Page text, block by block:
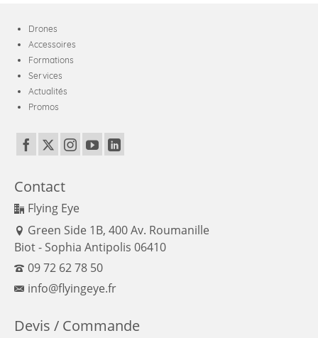
Drones
Accessoires
Formations
Services
Actualités
Promos
Contact
Flying Eye
Green Side 1B, 400 Av. Roumanille
Biot - Sophia Antipolis 06410
09 72 62 78 50
info@flyingeye.fr
Devis / Commande